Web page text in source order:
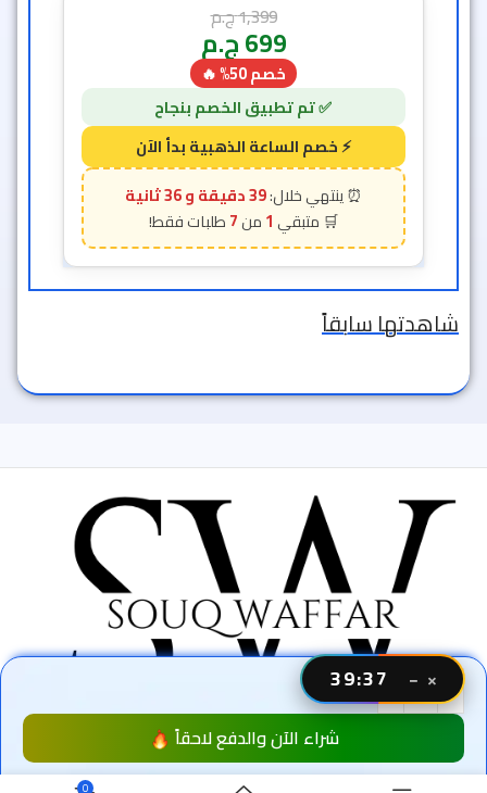
1,399ج.م
699ج.م
خصم 50% 🔥
39 دقيقة و 34 ثانية
1
7
شاهدتها سابقاً
شراء الآن والدفع لاحقاًسوق وفر - مصرجميع الحقوق محفوظة 2024 ©
0
×
−
39:35